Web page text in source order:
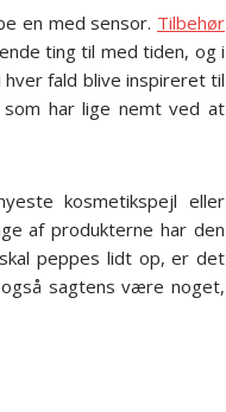
en med sensor. Tilbehør
ting til med tiden, og i
fald blive inspireret til
har lige nemt ved at
kosmetikspejl eller
af produkterne har den
peppes lidt op, er det
sagtens være noget,